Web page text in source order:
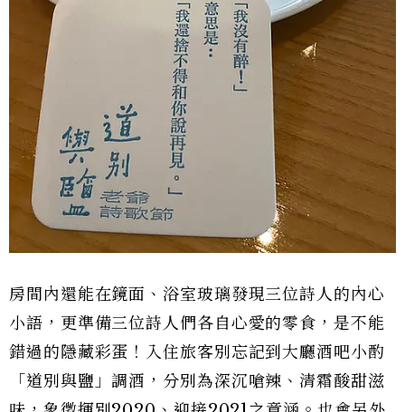
房間內還能在鏡面、浴室玻璃發現三位詩人的內心
小語，更準備三位詩人們各自心愛的零食，是不能
錯過的隱藏彩蛋！入住旅客別忘記到大廳酒吧小酌
「道別與鹽」調酒，分別為深沉嗆辣、清霜酸甜滋